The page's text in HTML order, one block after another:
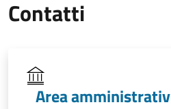
Contatti
Area